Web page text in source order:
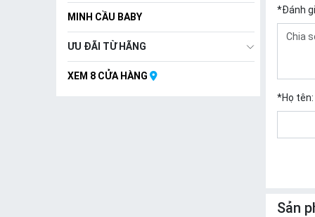
MINH CẦU BABY
ƯU ĐÃI TỪ HÃNG
XEM 8 CỬA HÀNG
*Đánh
*Họ tên:
Sản